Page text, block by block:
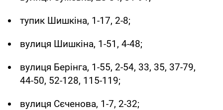
тупик Шишкіна, 1-17, 2-8;
вулиця Шишкіна, 1-51, 4-48;
вулиця Берінга, 1-55, 2-54, 33, 35, 37-79,
44-50, 52-128, 115-119;
вулиця Сєченова, 1-7, 2-32;